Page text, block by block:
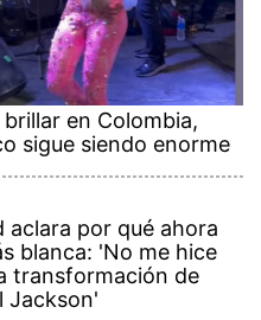
en Colombia,
sigue siendo enorme
aclara por qué ahora
blanca: 'No me hice
transformación de
Jackson'